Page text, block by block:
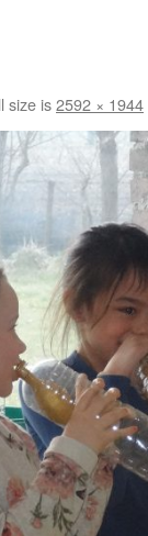
size is2592 × 1944